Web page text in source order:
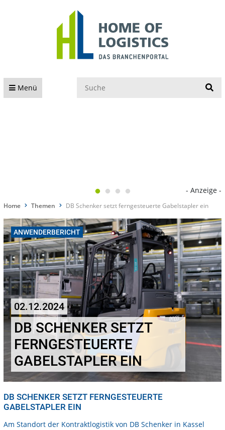
Menü
- Anzeige -
Home Themen DB Schenker setzt ferngesteuerte Gabelstapler ein
ANWENDERBERICHT
02.12.2024
DB SCHENKER SETZT
FERNGESTEUERTE
GABELSTAPLER EIN
DB SCHENKER SETZT FERNGESTEUERTE
GABELSTAPLER EIN
Am Standort der Kontraktlogistik von DB Schenker in Kassel